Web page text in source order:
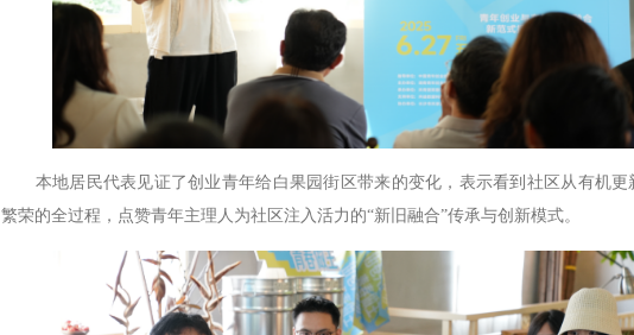
本地居民代表见证了创业青年给白果园街区带来的变化，表示看到社区从有机更
繁荣的全过程，点赞青年主理人为社区注入活力的“新旧融合”传承与创新模式。